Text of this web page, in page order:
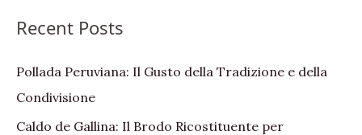
Recent Posts
Pollada Peruviana: Il Gusto della Tradizione e della
Condivisione
Caldo de Gallina: Il Brodo Ricostituente per